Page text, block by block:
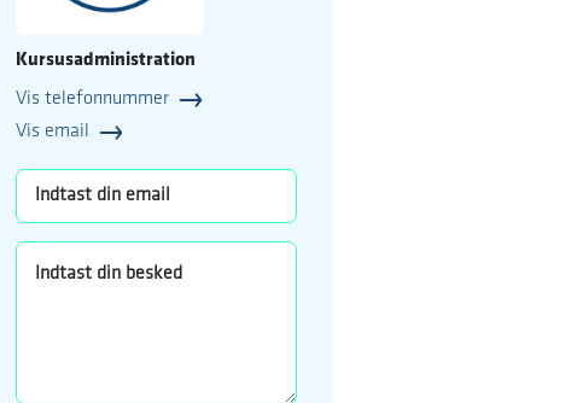
Kursusadministration
Vis telefonnummer
Vis email